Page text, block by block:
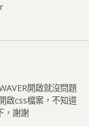
開啟就沒問題
啟css檔案，不知道
，謝謝